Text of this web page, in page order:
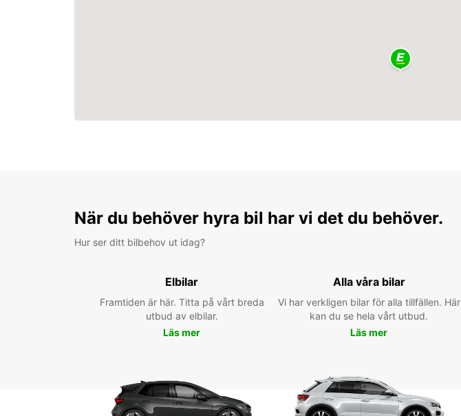
När du behöver hyra bil har vi det du behöver.
Hur ser ditt bilbehov ut idag?
Elbilar
Framtiden är här. Titta på vårt breda
utbud av elbilar.
Läs mer
Alla våra bilar
Vi har verkligen bilar för alla tillfällen. Här
kan du se hela vårt utbud.
Läs mer